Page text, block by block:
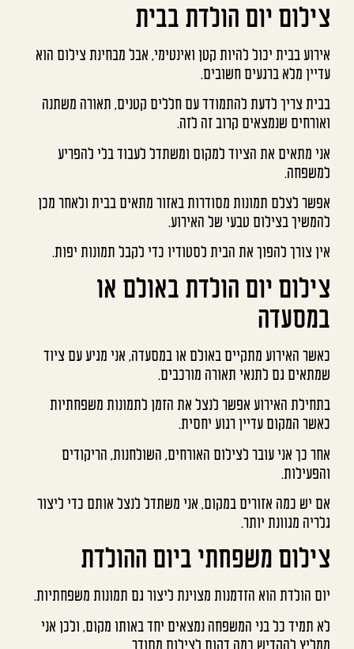
צילום יום הולדת בבית
אירוע בבית יכול להיות קטן ואינטימי, אבל מבחינת צילום הוא
עדיין מלא ברגעים חשובים.
בבית צריך לדעת להתמודד עם חללים קטנים, תאורה משתנה
ואורחים שנמצאים קרוב זה לזה.
אני מתאים את הציוד למקום ומשתדל לעבוד בלי להפריע
למשפחה.
אפשר לצלם תמונות מסודרות באזור מתאים בבית ולאחר מכן
להמשיך בצילום טבעי של האירוע.
אין צורך להפוך את הבית לסטודיו כדי לקבל תמונות יפות.
צילום יום הולדת באולם או
במסעדה
כאשר האירוע מתקיים באולם או במסעדה, אני מגיע עם ציוד
שמתאים גם לתנאי תאורה מורכבים.
בתחילת האירוע אפשר לנצל את הזמן לתמונות משפחתיות
כאשר המקום עדיין רגוע יחסית.
אחר כך אני עובר לצילום האורחים, השולחנות, הריקודים
והפעילות.
אם יש כמה אזורים במקום, אני משתדל לנצל אותם כדי ליצור
גלריה מגוונת יותר.
צילום משפחתי ביום ההולדת
יום הולדת הוא הזדמנות מצוינת ליצור גם תמונות משפחתיות.
לא תמיד כל בני המשפחה נמצאים יחד באותו מקום, ולכן אני